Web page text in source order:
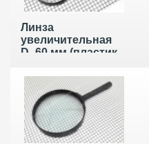
Линза
увеличительная
D- 60 мм (пластик
на стекле)